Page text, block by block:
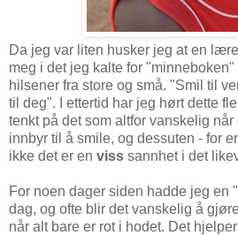
Da jeg var liten husker jeg at en
meg i det jeg kalte for
hilsener fra store og små. "Smil til
til deg". I ettertid har jeg hørt dette
tenkt på det som altfor vanskelig
innbyr til å smile, og dessuten - for
ikke det er en viss sannhet i det
For noen dager siden hadde jeg en
dag, og ofte blir det vanskelig å
når alt bare er rot i hodet. Det